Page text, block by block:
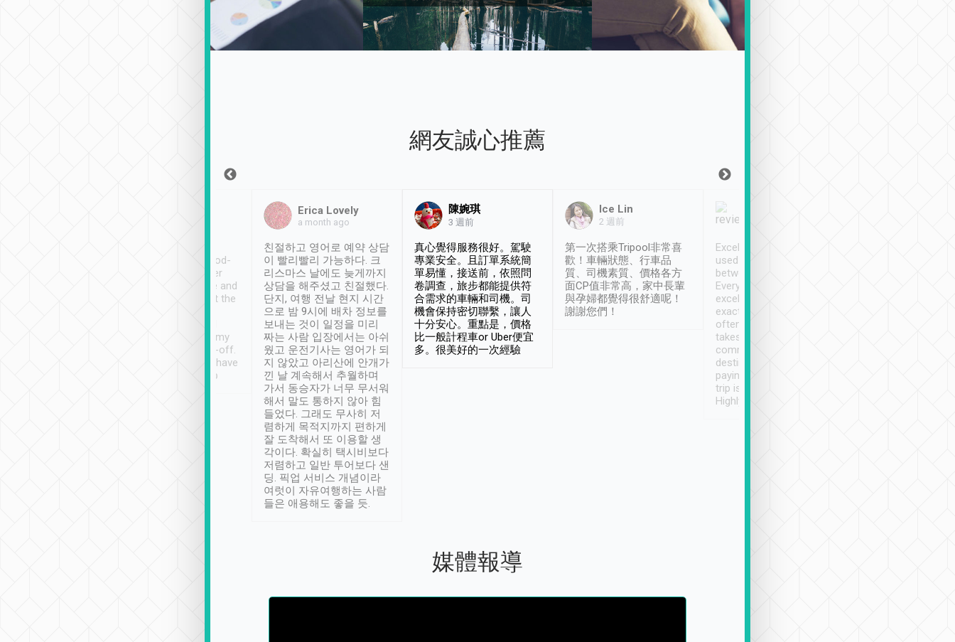
網友誠心推薦
service, vehicles in good-
condition and the driver
service was awesome and
thoughtful. Driver went the
have safely arrived at my
destination after drop-off.
Definitely something I have
not seen elsewhere 👍
Erica Lovely
a month ago
친절하고 영어로 예약 상담
이 빨리빨리 가능하다. 크
리스마스 날에도 늦게까지
상담을 해주셨고 친절했다.
단지, 여행 전날 현지 시간
으로 밤 9시에 배차 정보를
보내는 것이 일정을 미리
짜는 사람 입장에서는 아쉬
웠고 운전기사는 영어가 되
지 않았고 아리산에 안개가
낀 날 계속해서 추월하며
가서 동승자가 너무 무서워
해서 말도 통하지 않아 힘
들었다. 그래도 무사히 저
렴하게 목적지까지 편하게
잘 도착해서 또 이용할 생
각이다. 확실히 택시비보다
저렴하고 일반 투어보다 샌
딩. 픽업 서비스 개념이라
여럿이 자유여행하는 사람
들은 애용해도 좋을 듯.
陳婉琪
3 週前
真心覺得服務很好。駕駛
專業安全。且訂單系統簡
單易懂，接送前，依照問
卷調查，旅步都能提供符
合需求的車輛和司機。司
機會保持密切聯繫，讓人
十分安心。重點是，價格
比一般計程車or Uber便宜
多。很美好的一次經驗
Ice Lin
2 週前
第一次搭乘Tripool非常喜
歡！車輛狀態、行車品
質、司機素質、價格各方
面CP值非常高，家中長輩
與孕婦都覺得很舒適呢！
謝謝您們！
Excellent service. We have
used Tripool to travel
between cities in Taiwan.
Every driver has been
excellent and arrives
exactly on time. As there is
often limited English it
takes the difficulty out of
communicating the
destination details and
paying online prior to the
trip is very convenient.
Highly recommended
媒體報導